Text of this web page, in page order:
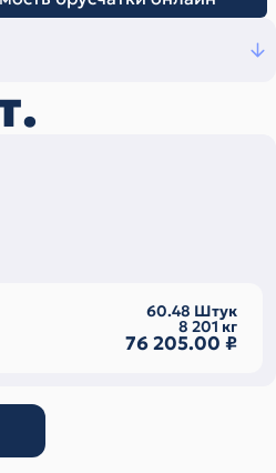
60.48 Штук
8 201кг
76 205.00 ₽